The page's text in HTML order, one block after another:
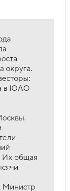
округа.
в ЮАО
Их общая
Министр